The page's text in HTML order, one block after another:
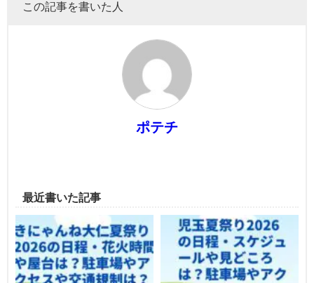
この記事を書いた人
ポテチ
最近書いた記事